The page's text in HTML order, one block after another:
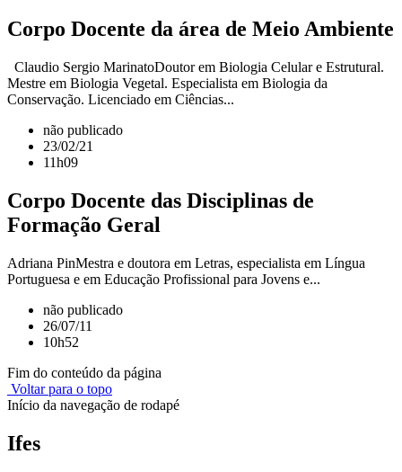
Corpo Docente da área de Meio Ambiente
Claudio Sergio MarinatoDoutor em Biologia Celular e Estrutural.
Mestre em Biologia Vegetal. Especialista em Biologia da
Conservação. Licenciado em Ciências...
não publicado
23/02/21
11h09
Corpo Docente das Disciplinas de
Formação Geral
Adriana PinMestra e doutora em Letras, especialista em Língua
Portuguesa e em Educação Profissional para Jovens e...
não publicado
26/07/11
10h52
Fim do conteúdo da página
Voltar para o topo
Início da navegação de rodapé
Ifes